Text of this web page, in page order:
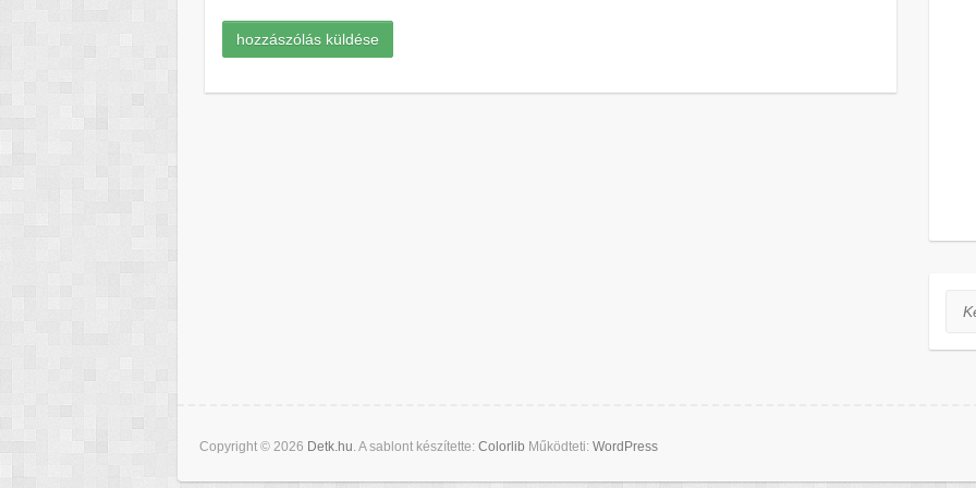
Copyright © 2026 Detk.hu. A sablont készítette: Colorlib Működteti: WordPress